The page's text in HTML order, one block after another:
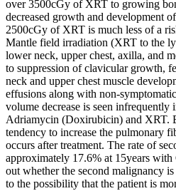
over 3500cGy of XRT to growing
decreased growth and development
2500cGy of XRT is much less of a
Mantle field irradiation (XRT to the
lower neck, upper chest, axilla, and
to suppression of clavicular growth,
neck and upper chest muscle
effusions along with non-
volume decrease is seen infrequently
Adriamycin (Doxirubicin) and XRT.
tendency to increase the pulmonary
occurs after treatment. The rate of
approximately 17.6% at 15years
out whether the second malignancy
to the possibility that the patient is